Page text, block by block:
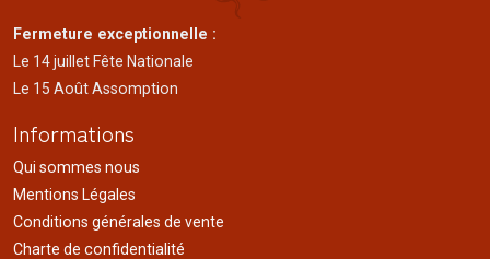
Fermeture exceptionnelle :
Le 14 juillet Fête Nationale
Le 15 Août Assomption
Informations
Qui sommes nous
Mentions Légales
Conditions générales de vente
Charte de confidentialité